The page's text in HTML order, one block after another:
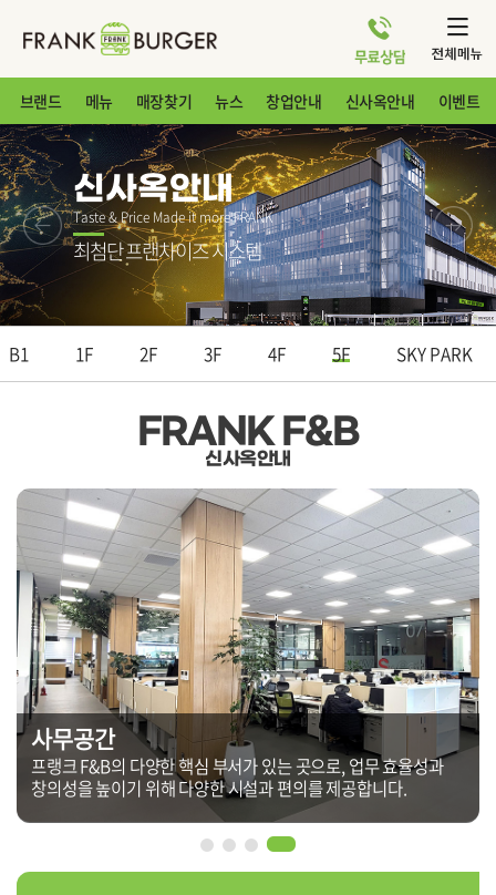
브랜드 메뉴 매장찾기 뉴스 창업안내 신사옥안내 이벤트
신사옥안내
Taste & Price Made it more FRANK
최첨단 프랜차이즈 시스템​
B1 1F 2F 3F 4F 5F SKY PARK
FRANK F&B
신사옥안내
인포데스크
회사 정보와 안내를 제공하는 공간. 친절한 직원이 방문객들의
불편을 최소화하고, 회사의 이미지를 높이는 데 기여합니다.